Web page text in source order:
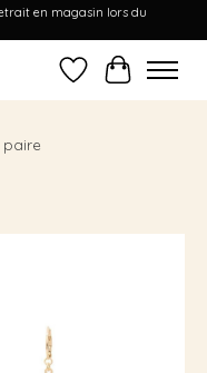
en magasin lors du
Liste dePanier
paire